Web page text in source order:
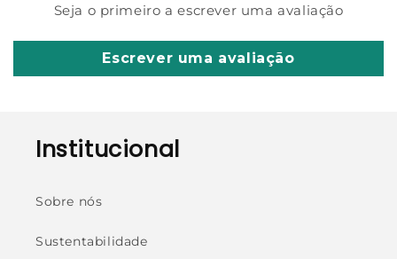
Seja o primeiro a escrever uma avaliação
Escrever uma avaliação
Institucional
Sobre nós
Sustentabilidade